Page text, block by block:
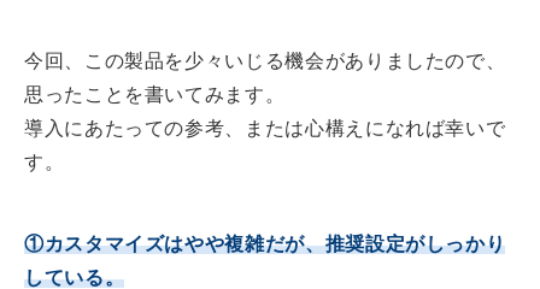
今回、この製品を少々いじる機会がありましたので、
思ったことを書いてみます。
導入にあたっての参考、または心構えになれば幸いで
す。
①カスタマイズはやや複雑だが、推奨設定がしっかり
している。